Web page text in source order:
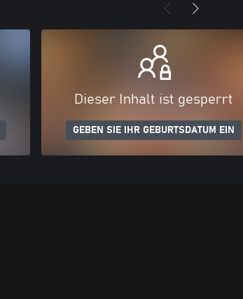
Dieser Inhalt ist gesperrt
GEBEN SIE IHR GEBURTSDATUM EIN